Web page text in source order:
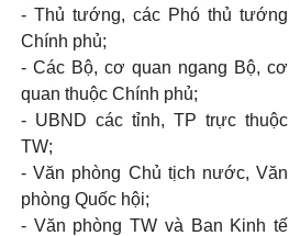
- Thủ tướng, các Phó thủ tướng
Chính phủ;
- Các Bộ, cơ quan ngang Bộ, cơ
quan thuộc Chính phủ;
- UBND các tỉnh, TP trực thuộc
TW;
- Văn phòng Chủ tịch nước, Văn
phòng Quốc hội;
- Văn phòng TW và Ban Kinh tế